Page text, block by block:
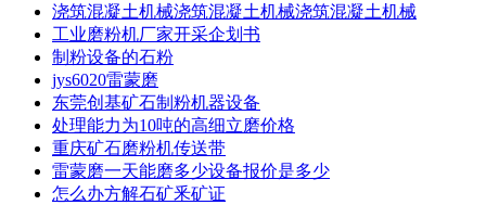
浇筑混凝土机械浇筑混凝土机械浇筑混凝土机械
工业磨粉机厂家开采企划书
制粉设备的石粉
jys6020雷蒙磨
东莞创基矿石制粉机器设备
处理能力为10吨的高细立磨价格
重庆矿石磨粉机传送带
雷蒙磨一天能磨多少设备报价是多少
怎么办方解石矿釆矿证